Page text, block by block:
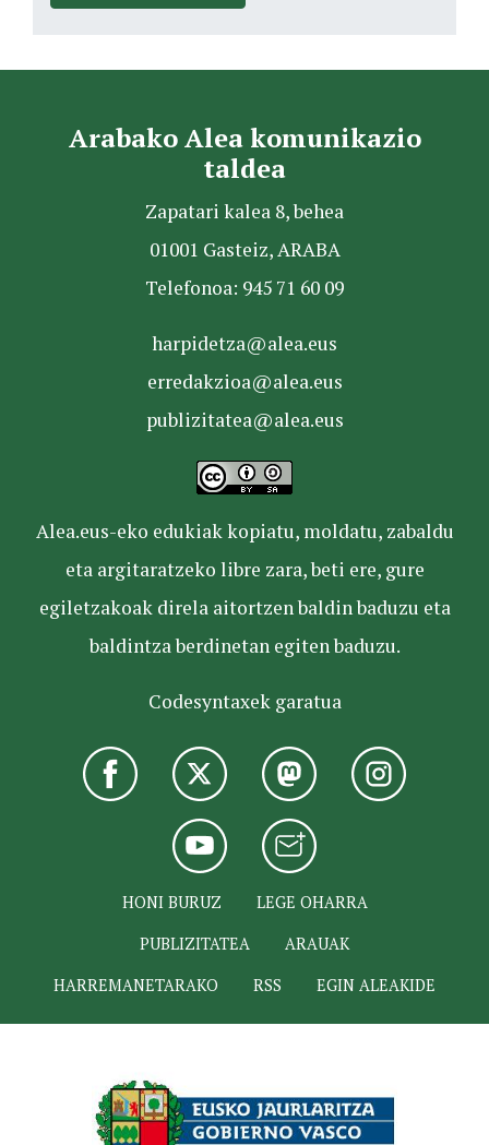
Arabako Alea komunikazio
taldea
Zapatari kalea 8, behea
01001 Gasteiz, ARABA
Telefonoa: 945 71 60 09
harpidetza@alea.eus
erredakzioa@alea.eus
publizitatea@alea.eus
Alea.eus-eko edukiak kopiatu, moldatu, zabaldu
eta argitaratzeko libre zara, beti ere, gure
egiletzakoak direla aitortzen baldin baduzu eta
baldintza berdinetan egiten baduzu.
Codesyntaxek garatua
HONI BURUZ
LEGE OHARRA
PUBLIZITATEA
ARAUAK
HARREMANETARAKO
RSS EGIN ALEAKIDE